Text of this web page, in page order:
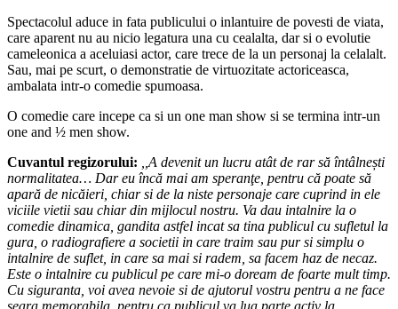
Spectacolul aduce in fata publicului o inlantuire de povesti de viata,
care aparent nu au nicio legatura una cu cealalta, dar si o evolutie
cameleonica a aceluiasi actor, care trece de la un personaj la celalalt.
Sau, mai pe scurt, o demonstratie de virtuozitate actoriceasca,
ambalata intr-o comedie spumoasa.
O comedie care incepe ca si un one man show si se termina intr-un
one and ½ men show.
Cuvantul regizorului:
,,A devenit un lucru atât de rar să întâlnești
normalitatea… Dar eu încă mai am speranţe, pentru că poate să
apară de nicăieri, chiar si de la niste personaje care cuprind in ele
viciile vietii sau chiar din mijlocul nostru. Va dau intalnire la o
comedie dinamica, gandita astfel incat sa tina publicul cu sufletul la
gura, o radiografiere a societii in care traim sau pur si simplu o
intalnire de suflet, in care sa mai si radem, sa facem haz de necaz.
Este o intalnire cu publicul pe care mi-o doream de foarte mult timp.
Cu siguranta, voi avea nevoie si de ajutorul vostru pentru a ne face
seara memorabila, pentru ca publicul va lua parte activ la